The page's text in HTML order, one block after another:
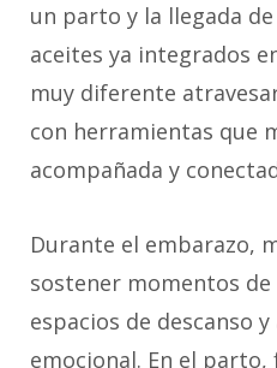
un parto y la llegada
aceites ya integrados
muy diferente
con herramientas que
acompañada y
Durante el embarazo,
sostener momentos de
espacios de descanso
emocional. En el